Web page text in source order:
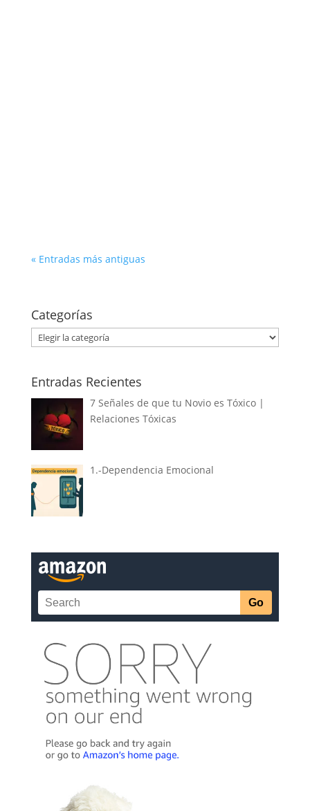
« Entradas más antiguas
Categorías
Categorías
Entradas Recientes
7 Señales de que tu Novio es Tóxico |
Relaciones Tóxicas
1.-Dependencia Emocional